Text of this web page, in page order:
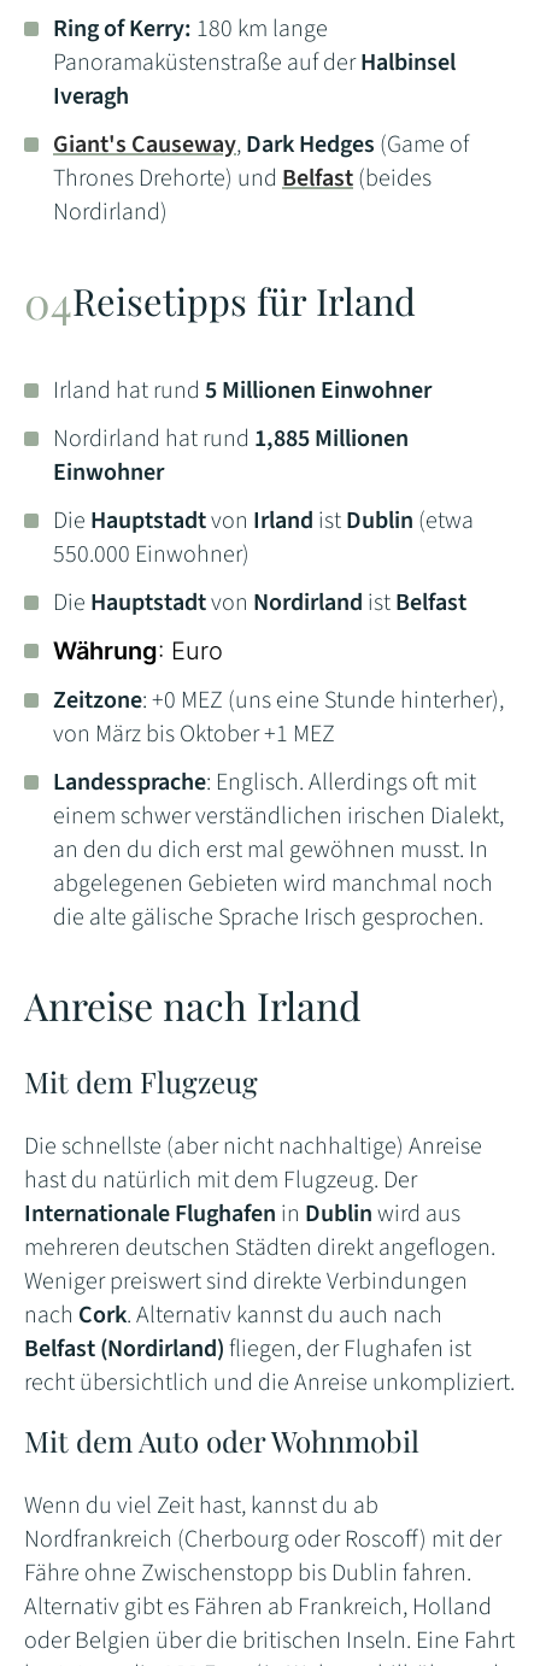
Ring of Kerry: 180 km lange
Panoramaküstenstraße auf derHalbinsel
Iveragh
Giant's Causeway,Dark Hedges (Game of
Thrones Drehorte) und Belfast(beides
Nordirland)
Reisetipps für Irland
Irland hat rund 5 Millionen Einwohner
Nordirland hat rund 1,885 Millionen
Einwohner
Die Hauptstadtvon Irland istDublin (etwa
550.000 Einwohner)
Die Hauptstadtvon Nordirland istBelfast
Währung: Euro
Zeitzone: +0 MEZ (uns eine Stunde hinterher),
von März bis Oktober +1 MEZ
Landessprache: Englisch. Allerdings oft mit
einem schwer verständlichen irischen Dialekt,
an den du dich erst mal gewöhnen musst. In
abgelegenen Gebieten wird manchmal noch
die alte gälische Sprache Irisch gesprochen.
Anreise nach Irland
Mit dem Flugzeug
Die schnellste (aber nicht nachhaltige) Anreise
hast du natürlich mit dem Flugzeug. Der
Internationale Flughafen in Dublinwird aus
mehreren deutschen Städten direkt angeflogen.
Weniger preiswert sind direkte Verbindungen
nach Cork. Alternativ kannst du auch nach
Belfast (Nordirland)fliegen, der Flughafen ist
recht übersichtlich und die Anreise unkompliziert.
Mit dem Auto oder Wohnmobil
Wenn du viel Zeit hast, kannst du ab
Nordfrankreich (Cherbourg oder Roscoff) mit der
Fähre ohne Zwischenstopp bis Dublin fahren.
Alternativ gibt es Fähren ab Frankreich, Holland
oder Belgien über die britischen Inseln. Eine Fahrt